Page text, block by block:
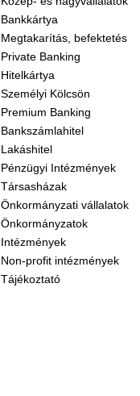
Bankkártya
Megtakarítás, befektetés
Private Banking
Hitelkártya
Személyi Kölcsön
Premium Banking
Bankszámlahitel
Lakáshitel
Pénzügyi Intézmények
Társasházak
Önkormányzati vállalatok
Önkormányzatok
Intézmények
Non-profit intézmények
Tájékoztató